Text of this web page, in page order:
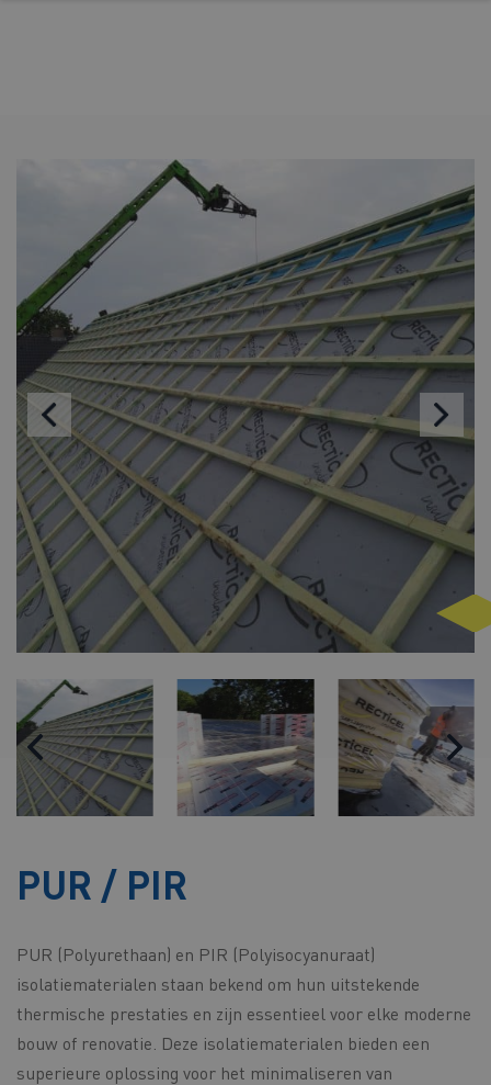
PUR / PIR
PUR (Polyurethaan) en PIR (Polyisocyanuraat)
isolatiematerialen staan bekend om hun uitstekende
thermische prestaties en zijn essentieel voor elke moderne
bouw of renovatie. Deze isolatiematerialen bieden een
superieure oplossing voor het minimaliseren van